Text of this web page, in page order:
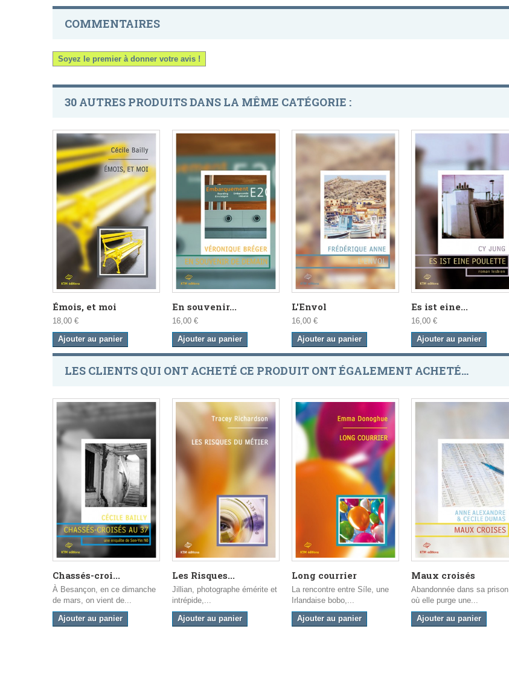
COMMENTAIRES
Soyez le premier à donner votre avis !
30 AUTRES PRODUITS DANS LA MÊME CATÉGORIE :
Émois, et moi
18,00 €
Ajouter au panier
En souvenir...
16,00 €
Ajouter au panier
L'Envol
16,00 €
Ajouter au panier
Es ist eine...
16,00 €
Ajouter au panier
LES CLIENTS QUI ONT ACHETÉ CE PRODUIT ONT ÉGALEMENT ACHETÉ...
Chassés-croi...
À Besançon, en ce dimanche
de mars, on vient de...
Ajouter au panier
Les Risques...
Jillian, photographe émérite et
intrépide,...
Ajouter au panier
Long courrier
La rencontre entre Síle, une
Irlandaise bobo,...
Ajouter au panier
Maux croisés
Abandonnée dans sa prison
où elle purge une...
Ajouter au panier